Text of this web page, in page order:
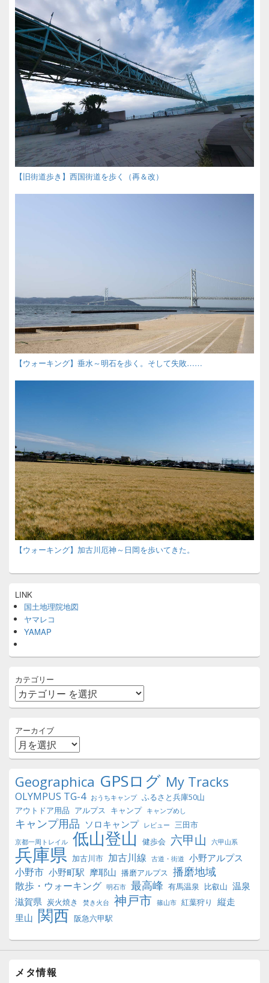
【旧街道歩き】西国街道を歩く（再＆改）
【ウォーキング】垂水～明石を歩く。そして失敗……
【ウォーキング】加古川厄神～日岡を歩いてきた。
LINK
国土地理院地図
ヤマレコ
YAMAP
カテゴリー
アーカイブ
Geographica GPSログ My Tracks
OLYMPUS TG-4 おうちキャンプ ふるさと兵庫50山
アウトドア用品 アルプス キャンプ キャンプめし
キャンプ用品 ソロキャンプ レビュー 三田市
京都一周トレイル 低山登山 健歩会 六甲山 六甲山系
兵庫県 加古川市 加古川線 古道・街道 小野アルプス
小野市 小野町駅 摩耶山 播磨アルプス 播磨地域
散歩・ウォーキング 明石市 最高峰 有馬温泉 比叡山 温泉
滋賀県 炭火焼き 焚き火台 神戸市 篠山市 紅葉狩り
縦走
里山 関西 阪急六甲駅
メタ情報